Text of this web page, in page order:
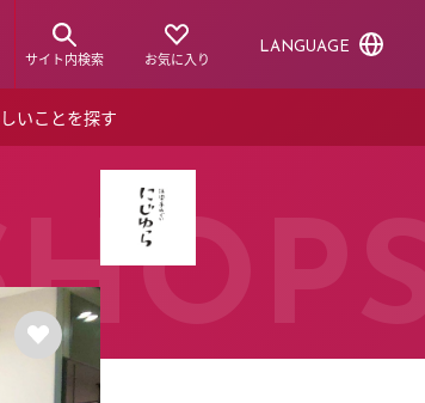
サイト内検索 お気に入り
LANGUAGE
いことを探す
プニュース
スタイル
ルブック